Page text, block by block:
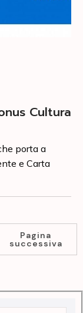
Cultura
porta a
e Carta
Pagina
successiva